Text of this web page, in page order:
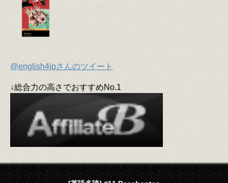
@english4jpさんのツイート
↓総合力の高さでおすすめNo.1